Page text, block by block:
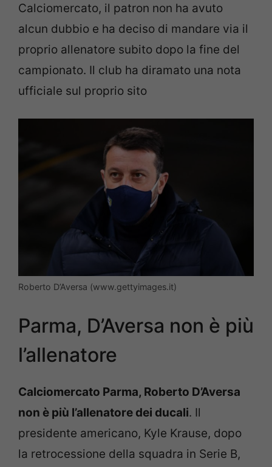
Calciomercato, il patron non ha avuto
alcun dubbio e ha deciso di mandare via il
proprio allenatore subito dopo la fine del
campionato. Il club ha diramato una nota
ufficiale sul proprio sito
Roberto D’Aversa (www.gettyimages.it)
Parma, D’Aversa non è più
l’allenatore
Calciomercato Parma, Roberto D’Aversa
non è più l’allenatore dei ducali. Il
presidente americano, Kyle Krause, dopo
la retrocessione della squadra in Serie B,